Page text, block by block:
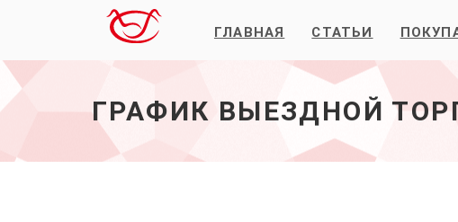
на
май
2025
г.
ГЛАВНАЯ СТАТЬИ
ГРАФИК ВЫЕЗДНОЙ